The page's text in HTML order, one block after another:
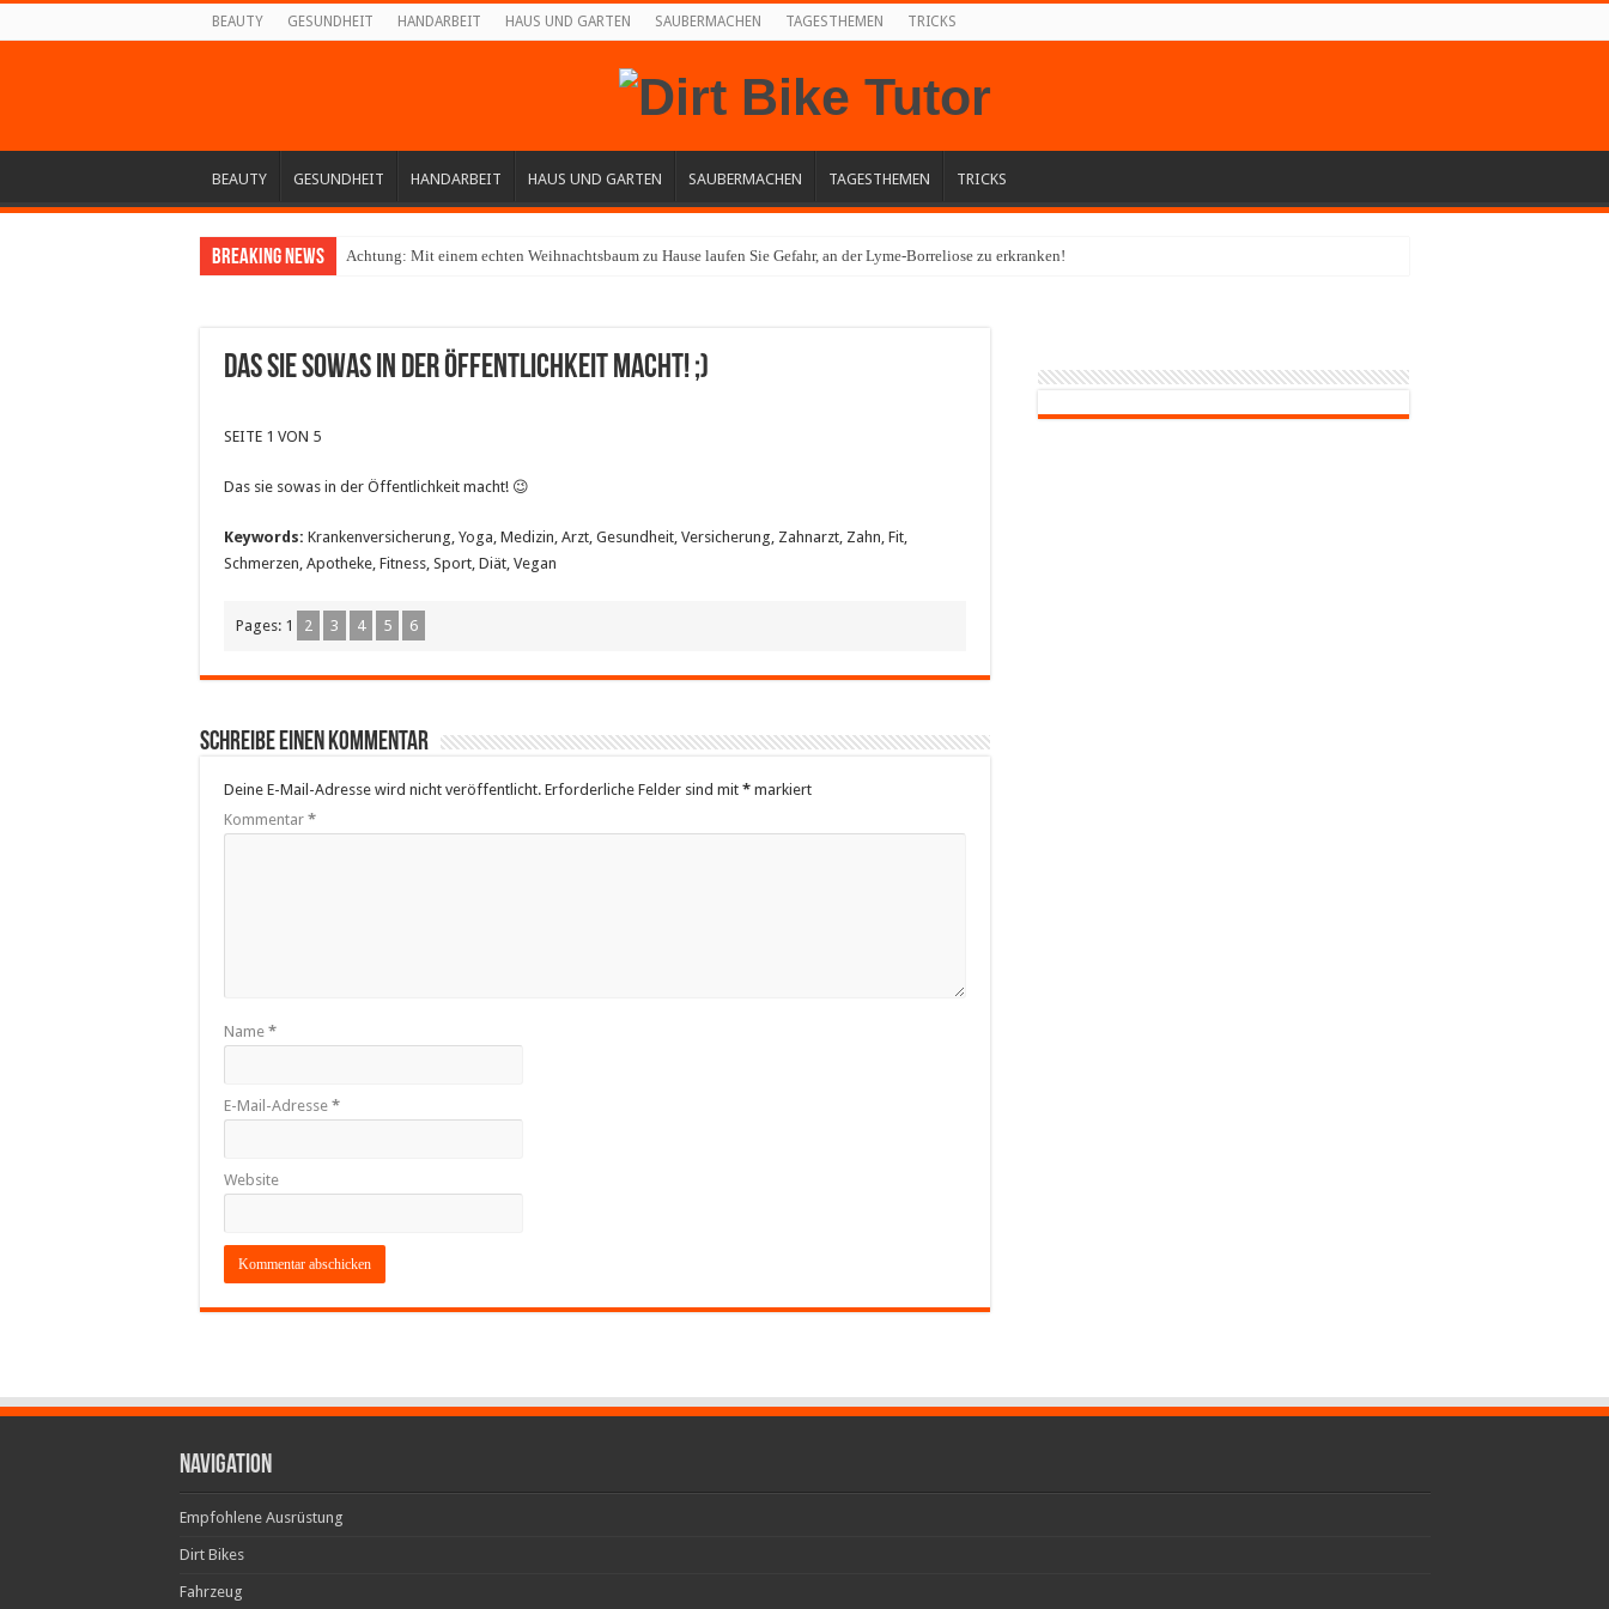
BEAUTY GESUNDHEIT HANDARBEIT HAUS UND GARTEN SAUBERMACHEN TAGESTHEMEN TRICKS
BEAUTY GESUNDHEIT HANDARBEIT HAUS UND GARTEN SAUBERMACHEN TAGESTHEMEN TRICKS
Breaking News Achtung: Mit einem echten Weihnachtsbaum zu Hause laufen Sie Gefahr, an der Lyme-Borreliose zu erkranken!
Das sie sowas in der Öffentlichkeit macht! ;)
SEITE 1 VON 5
Das sie sowas in der Öffentlichkeit macht! 😉
Keywords: Krankenversicherung, Yoga, Medizin, Arzt, Gesundheit, Versicherung, Zahnarzt, Zahn, Fit,
Schmerzen, Apotheke, Fitness, Sport, Diät, Vegan
Pages: 1 2 3 4 5 6
Schreibe einen Kommentar
Deine E-Mail-Adresse wird nicht veröffentlicht. Erforderliche Felder sind mit * markiert
Kommentar *
Name *
E-Mail-Adresse *
Website
Navigation
Empfohlene Ausrüstung
Dirt Bikes
Fahrzeug